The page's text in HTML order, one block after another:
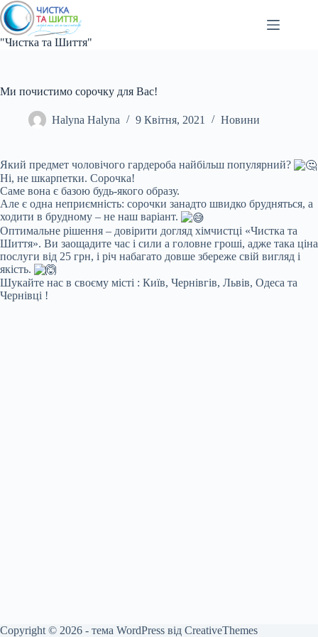
Перейти
до
вмісту
"Чистка та Шиття"
Ми почистимо сорочку для Вас!
Halyna Halyna 9 Квітня, 2021 Новини
Який предмет чоловічого гардероба найбільш популярний?
Ні, не шкарпетки. Сорочка!
Саме вона є базою будь-якого образу.
Але є одна неприємність: сорочки занадто швидко брудняться, а
ходити в брудному – не наш варіант.
Оптимальне рішення – довірити догляд хімчистці «Чистка та
Шиття». Ви заощадите час і сили а головне гроші, адже така ціна
послуги від 25 грн, і річ набагато довше збереже свій вигляд і
якість.
Шукайте нас в своєму місті : Київ, Чернівгів, Львів, Одеса та
Чернівці !
Copyright © 2026 - тема WordPress від CreativeThemes